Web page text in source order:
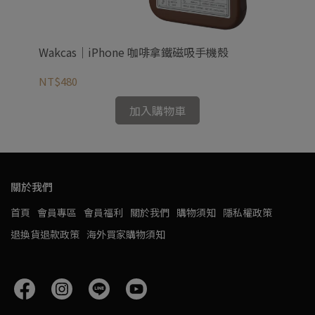
Wakcas｜iPhone 咖啡拿鐵磁吸手機殼
NT$480
加入購物車
關於我們
首頁 會員專區 會員福利 關於我們 購物須知 隱私權政策
退換貨退款政策 海外買家購物須知